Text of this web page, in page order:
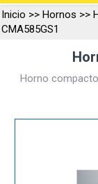
Inicio >> Hornos >>
CMA585GS1
Horno